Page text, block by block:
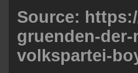
Source:
gruenden-
volkspartei-